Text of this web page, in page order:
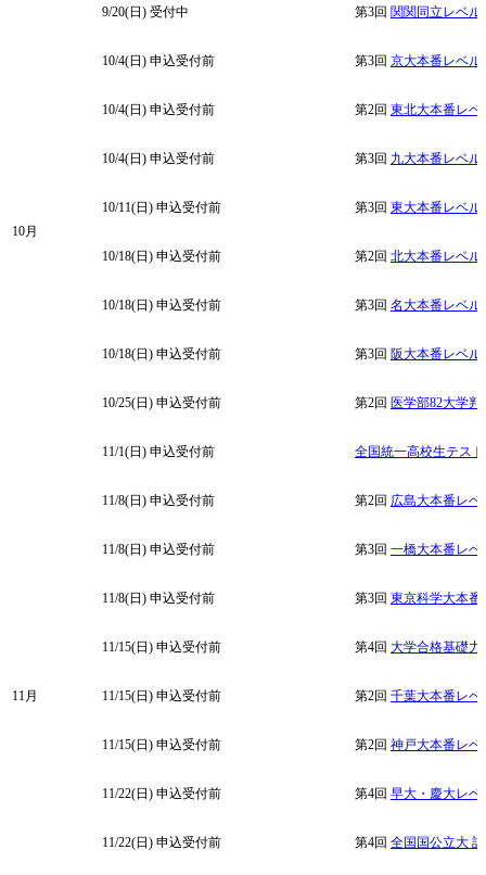
9/20(日) 受付中 第3回 関関同立レベル
10月
10/4(日) 申込受付前 第3回 京大本番レベル
10/4(日) 申込受付前 第2回 東北大本番レベ
10/4(日) 申込受付前 第3回 九大本番レベル
10/11(日) 申込受付前 第3回 東大本番レベル
10/18(日) 申込受付前 第2回 北大本番レベル
10/18(日) 申込受付前 第3回 名大本番レベル
10/18(日) 申込受付前 第3回 阪大本番レベル
10/25(日) 申込受付前 第2回 医学部82大学
11月
11/1(日) 申込受付前 全国統一高校生テスト
11/8(日) 申込受付前 第2回 広島大本番レベ
11/8(日) 申込受付前 第3回 一橋大本番レベ
11/8(日) 申込受付前 第3回 東京科学大本番
11/15(日) 申込受付前 第4回 大学合格基礎力
11/15(日) 申込受付前 第2回 千葉大本番レベ
11/15(日) 申込受付前 第2回 神戸大本番レベ
11/22(日) 申込受付前 第4回 早大・慶大レベ
11/22(日) 申込受付前 第4回 全国国公立大